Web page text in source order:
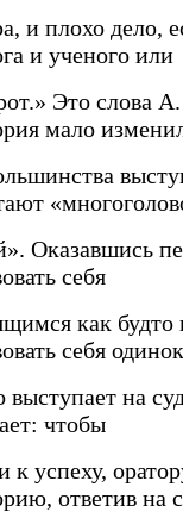
и плохо дело,
и ученого или
Это слова
мало
Оказавшись
себя
как
себя
выступает на
чтобы
к успеху,
ответив на